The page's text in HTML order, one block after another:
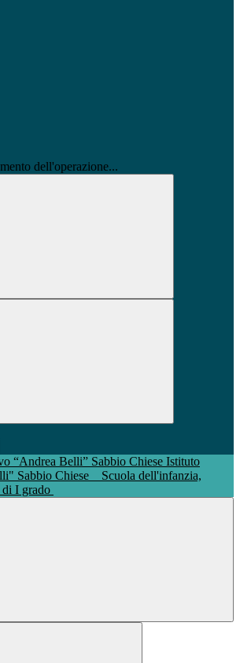
dell'operazione...
Istituto
Sabbio Chiese
Scuola dell'infanzia,
di I grado